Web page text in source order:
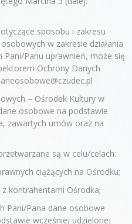
sposobu i zakresu
w zakresie działania
Pani/Panu uprawnień, może się
Ochrony Danych
– Ośrodek Kultury w
osobowe na podstawie
zawartych umów oraz na
są w celu/celach:
ciążących na Ośrodku;
kontrahentami Ośrodka;
Pani/Pana dane osobowe
wcześniej udzielonej